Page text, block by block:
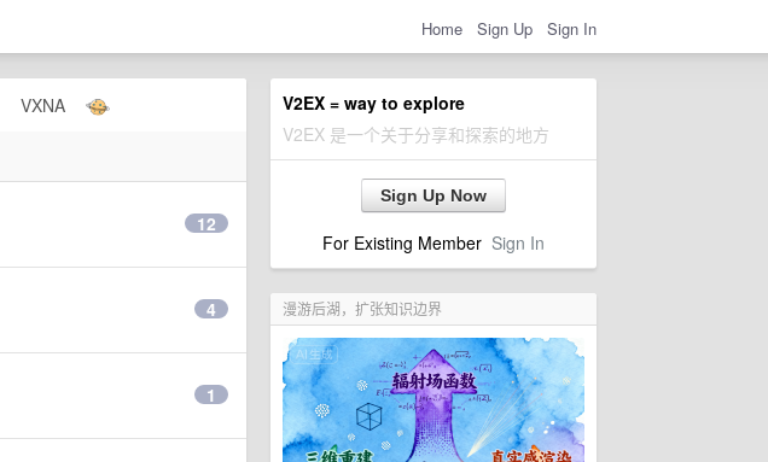
Home Sign Up Sign In
V2EX = way to explore
V2EX 是一个关于分享和探索的地方
Sign Up Now
For Existing Member Sign In
漫游后湖，扩张知识边界
VXNA
12
4
1